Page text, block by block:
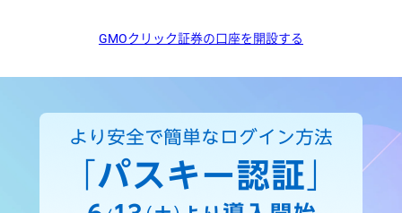
GMOクリック証券の口座を開設する